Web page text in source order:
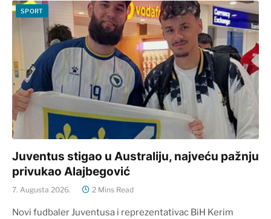
SPORT
Juventus stigao u Australiju, najveću pažnju
privukao Alajbegović
7. Augusta 2026. 2 Mins Read
Novi fudbaler Juventusa i reprezentativac BiH Kerim